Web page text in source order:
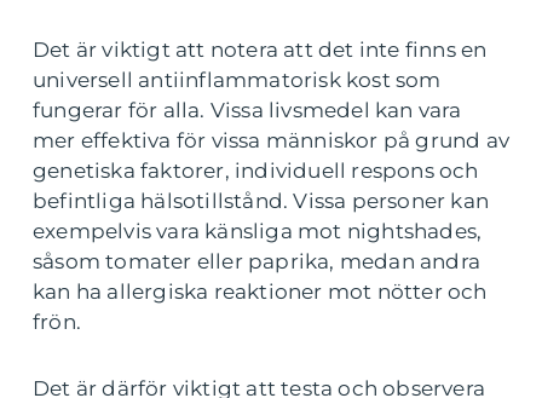
Det är viktigt att notera att det inte finns en
universell antiinflammatorisk kost som
fungerar för alla. Vissa livsmedel kan vara
mer effektiva för vissa människor på grund av
genetiska faktorer, individuell respons och
befintliga hälsotillstånd. Vissa personer kan
exempelvis vara känsliga mot nightshades,
såsom tomater eller paprika, medan andra
kan ha allergiska reaktioner mot nötter och
frön.
Det är därför viktigt att testa och observera